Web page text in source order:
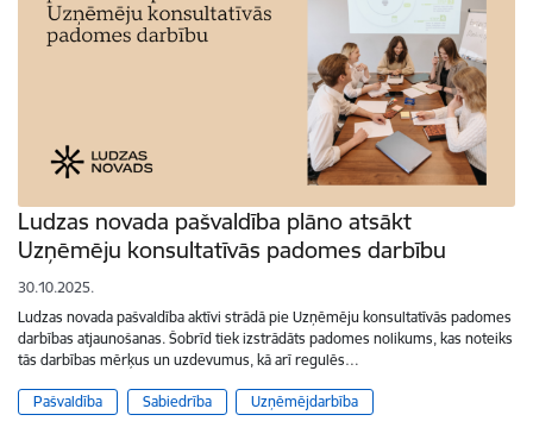
Ludzas novada pašvaldība plāno atsākt
Uzņēmēju konsultatīvās padomes darbību
30.10.2025.
Ludzas novada pašvaldība aktīvi strādā pie Uzņēmēju konsultatīvās padomes
darbības atjaunošanas. Šobrīd tiek izstrādāts padomes nolikums, kas noteiks
tās darbības mērķus un uzdevumus, kā arī regulēs…
Pašvaldība Sabiedrība Uzņēmējdarbība